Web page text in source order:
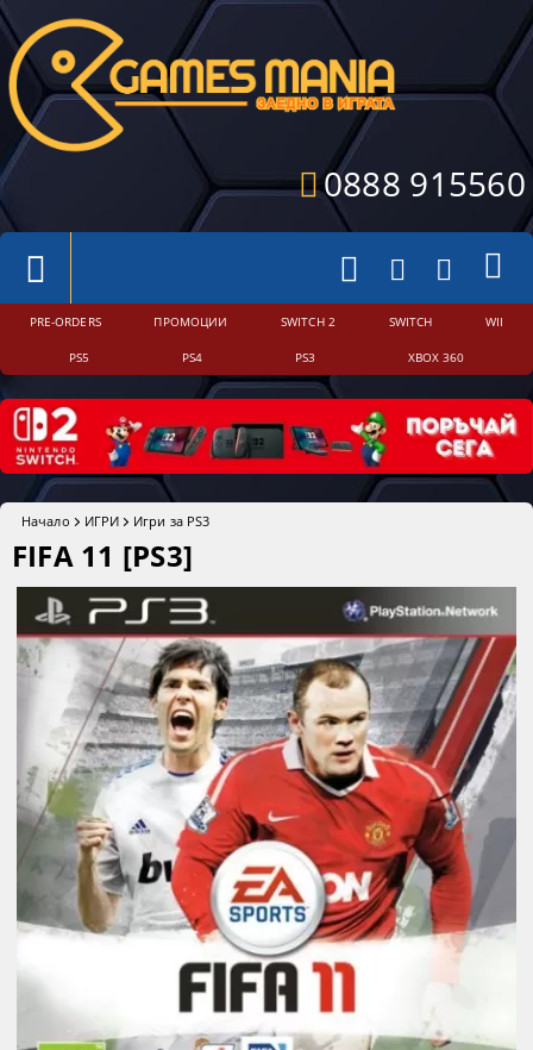
0888 915560
PRE-ORDERS ПРОМОЦИИ SWITCH 2 SWITCH WII
PS5 PS4 PS3 XBOX 360
Начало ИГРИ Игри за PS3
FIFA 11 [PS3]